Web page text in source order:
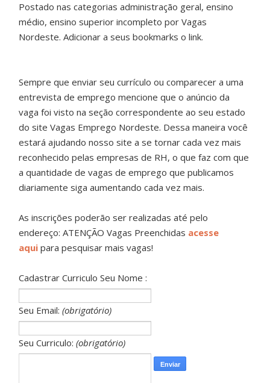
Postado nas categorias administração geral, ensino
médio, ensino superior incompleto por Vagas
Nordeste. Adicionar a seus bookmarks o link.
Sempre que enviar seu currículo ou comparecer a uma
entrevista de emprego mencione que o anúncio da
vaga foi visto na seção correspondente ao seu estado
do site Vagas Emprego Nordeste. Dessa maneira você
estará ajudando nosso site a se tornar cada vez mais
reconhecido pelas empresas de RH, o que faz com que
a quantidade de vagas de emprego que publicamos
diariamente siga aumentando cada vez mais.
As inscrições poderão ser realizadas até pelo
endereço: ATENÇÃO Vagas Preenchidas acesse
aqui para pesquisar mais vagas!
Cadastrar Curriculo Seu Nome :
Seu Email:(obrigatório)
Seu Curriculo:(obrigatório)